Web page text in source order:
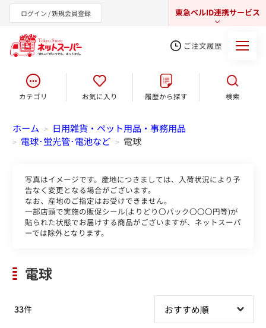
ログイン / 新規会員登録 東急ベルID連携サービス
東急オンラインショップ
ご注文履歴
カテゴリ お気に入り 履歴から探す 検索
ホーム > 日用雑貨・ペット用品・事務用品
> 電球･蛍光管･電池など > 電球
写真はイメージです。産地につきましては、入荷状況により予
告なく変更となる場合がございます。
なお、産地のご指定はお受けできません。
一部店頭で実施の販促シール(よりどり〇パック〇〇〇円等)が
貼られた状態でお届けする商品がございますが、ネットスーパ
ーでは除外となります。
電球
33件